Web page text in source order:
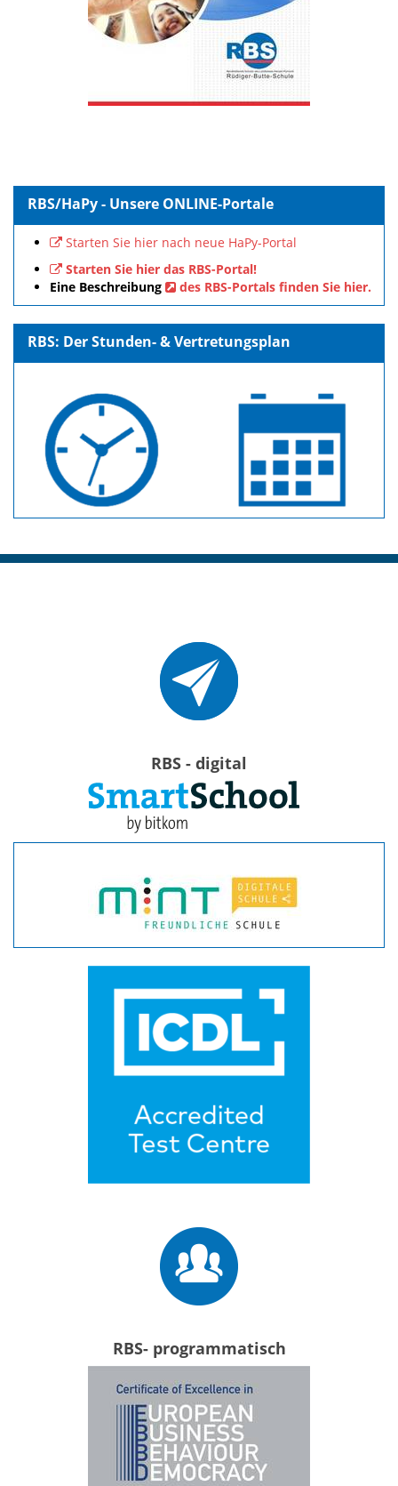
RBS/HaPy - Unsere ONLINE-Portale
Starten Sie hier nach neue HaPy-Portal
Starten Sie hier das RBS-Portal!
Eine Beschreibung
des RBS-Portals finden Sie hier.
RBS: Der Stunden- & Vertretungsplan
RBS - digital
RBS- programmatisch